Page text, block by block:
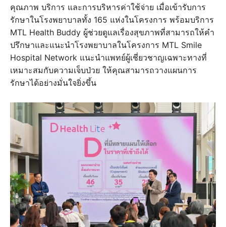
คุณภาพ บริการ และการบริหารค่าใช้จ่าย เมื่อเข้ารับการ
รักษาในโรงพยาบาลทั้ง 165 แห่งในโครงการ พร้อมบริการ
MTL Health Buddy ผู้ช่วยดูแลเรื่องสุขภาพที่สามารถให้คำ
ปรึกษาและแนะนำโรงพยาบาลในโครงการ MTL Smile
Hospital Network แนะนำแพทย์ผู้เชี่ยวชาญเฉพาะทางที่
เหมาะสมกับความเจ็บป่วย ให้คุณสามารถวางแผนการ
รักษาได้อย่างมั่นใจยิ่งขึ้น